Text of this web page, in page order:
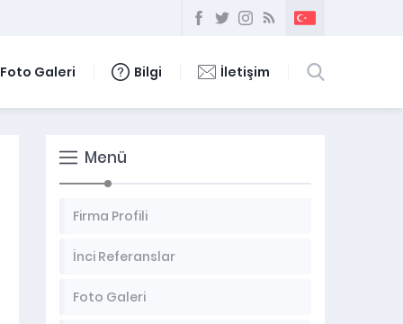
Foto Galeri Bilgi İletişim
Menü
Firma Profili
İnci Referanslar
Foto Galeri